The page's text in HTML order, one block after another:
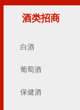
酒类招商
白酒
葡萄酒
保健酒